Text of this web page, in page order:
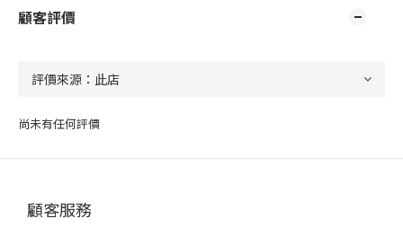
顧客評價
尚未有任何評價
顧客服務